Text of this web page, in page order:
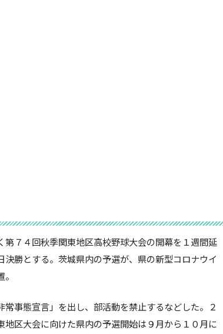
７４回秋季関東地区高校野球大会の開幕を１週間延
勝とする。茨城県内の予選が、県の新型コロナウイ
事態宣言」を出し、部活動を禁止するなどした。２
区大会に向けた県内の予選開始は９月から１０月に